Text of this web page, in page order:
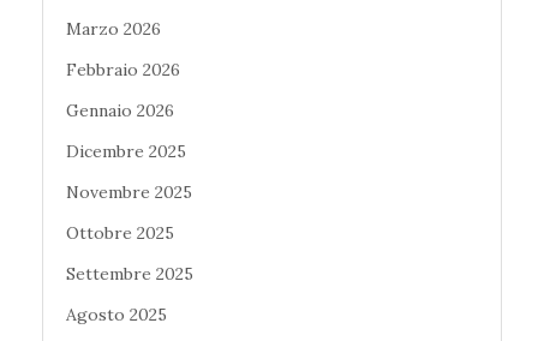
Marzo 2026
Febbraio 2026
Gennaio 2026
Dicembre 2025
Novembre 2025
Ottobre 2025
Settembre 2025
Agosto 2025